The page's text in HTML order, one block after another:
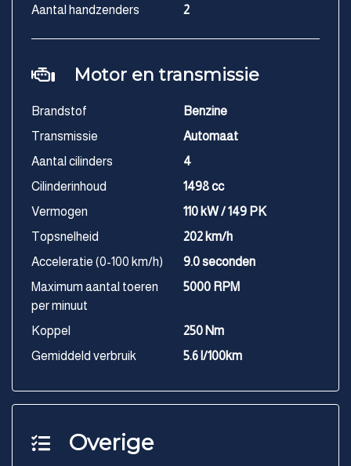
Aantal handzenders
2
Motor en transmissie
Brandstof
Benzine
Transmissie
Automaat
Aantal cilinders
4
Cilinderinhoud
1498 cc
Vermogen
110 kW / 149 PK
Topsnelheid
202 km/h
Acceleratie (0-100 km/h)
9.0 seconden
Maximum aantal toeren
per minuut
5000 RPM
Koppel
250 Nm
Gemiddeld verbruik
5.6 l/100km
Overige